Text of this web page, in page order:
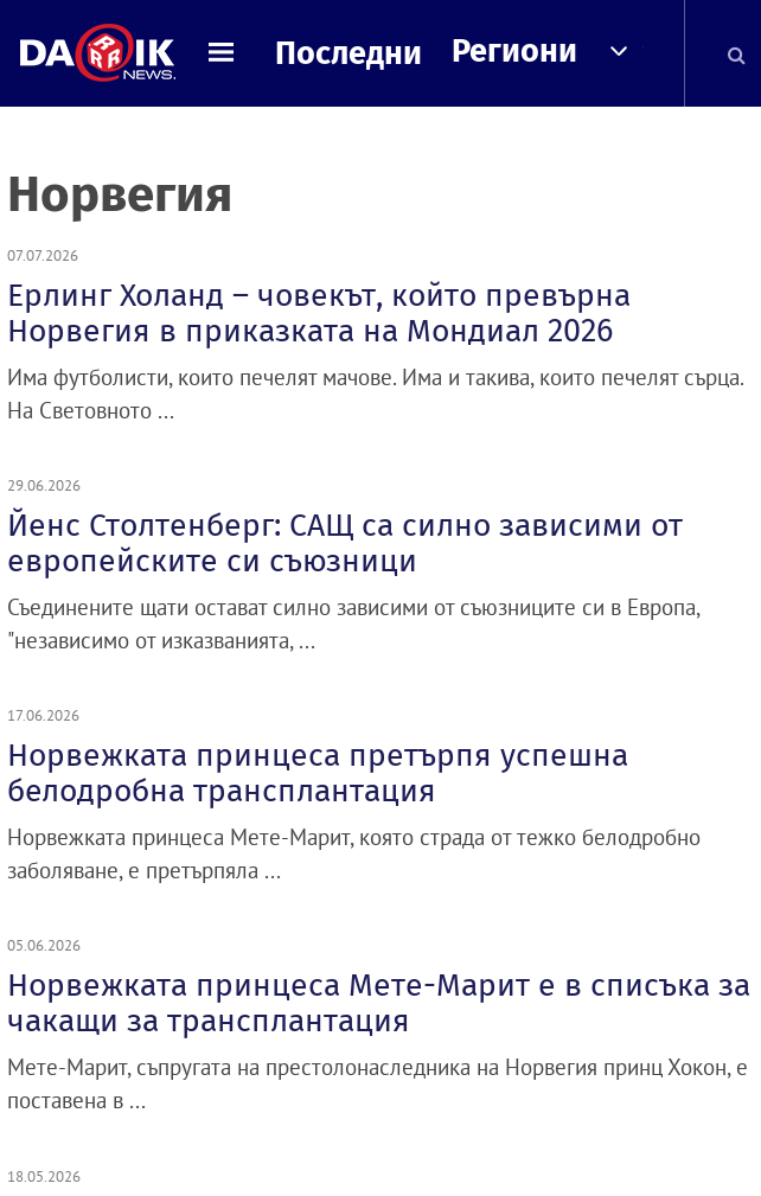
Последни Региони
Норвегия
07.07.2026
Ерлинг Холанд – човекът, който превърна
Норвегия в приказката на Мондиал 2026
Има футболисти, които печелят мачове. Има и такива, които печелят сърца.
На Световното ...
29.06.2026
Йенс Столтенберг: САЩ са силно зависими от
европейските си съюзници
Съединените щати остават силно зависими от съюзниците си в Европа,
"независимо от изказванията, ...
17.06.2026
Норвежката принцеса претърпя успешна
белодробна трансплантация
Норвежката принцеса Мете-Марит, която страда от тежко белодробно
заболяване, е претърпяла ...
05.06.2026
Норвежката принцеса Мете-Марит е в списъка за
чакащи за трансплантация
Мете-Марит, съпругата на престолонаследника на Норвегия принц Хокон, е
поставена в ...
18.05.2026